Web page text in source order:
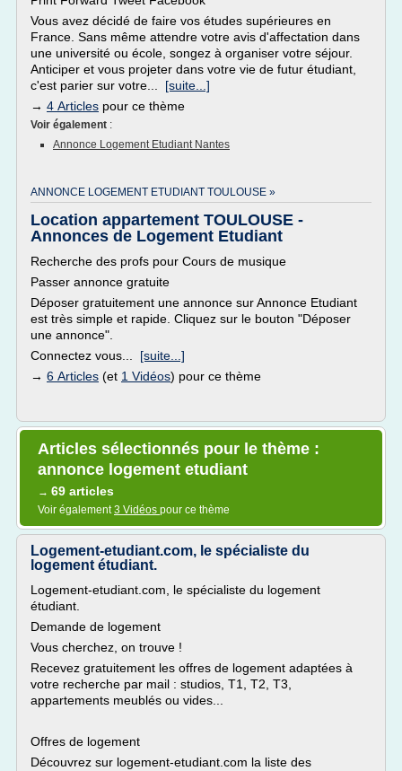
Vous avez décidé de faire vos études supérieures en
France. Sans même attendre votre avis d'affectation dans
une université ou école, songez à organiser votre séjour.
Anticiper et vous projeter dans votre vie de futur étudiant,
c'est parier sur votre... [suite...]
→ 4 Articles pour ce thème
Voir également :
Annonce Logement Etudiant Nantes
ANNONCE LOGEMENT ETUDIANT TOULOUSE »
Location appartement TOULOUSE -
Annonces de Logement Etudiant
Recherche des profs pour Cours de musique
Passer annonce gratuite
Déposer gratuitement une annonce sur Annonce Etudiant
est très simple et rapide. Cliquez sur le bouton "Déposer
une annonce".
Connectez vous... [suite...]
→ 6 Articles (et 1 Vidéos) pour ce thème
Articles sélectionnés pour le thème :
annonce logement etudiant
→ 69 articles
Voir également3 Vidéos pour ce thème
Logement-etudiant.com, le spécialiste du
logement étudiant.
Logement-etudiant.com, le spécialiste du logement
étudiant.
Demande de logement
Vous cherchez, on trouve !
Recevez gratuitement les offres de logement adaptées à
votre recherche par mail : studios, T1, T2, T3,
appartements meublés ou vides...
Offres de logement
Découvrez sur logement-etudiant.com la liste des